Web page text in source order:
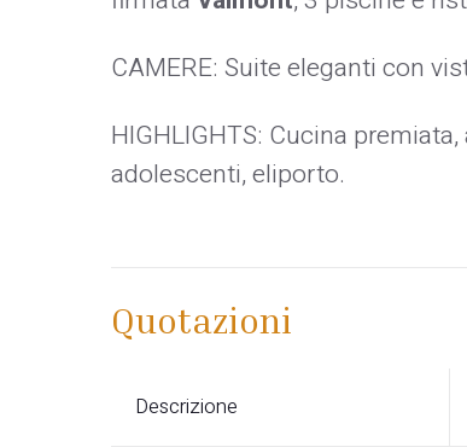
CAMERE: Suite eleganti con
HIGHLIGHTS: Cucina
adolescenti, eliporto.
Quotazioni
Descrizione